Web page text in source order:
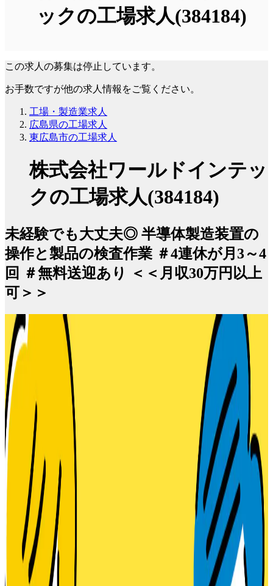
ックの工場求人(384184)
この求人の募集は停止しています。
お手数ですが他の求人情報をご覧ください。
工場・製造業求人
広島県の工場求人
東広島市の工場求人
株式会社ワールドインテッ
クの工場求人(384184)
未経験でも大丈夫◎ 半導体製造装置の
操作と製品の検査作業 ＃4連休が月3～4
回 ＃無料送迎あり ＜＜月収30万円以上
可＞＞